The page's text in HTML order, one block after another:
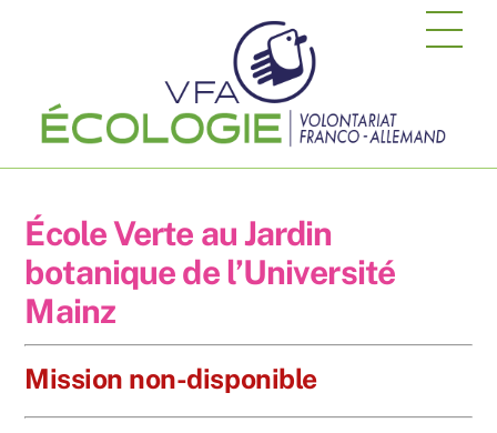
École Verte au Jardin
botanique de l’Université
Mainz
Mission non-disponible